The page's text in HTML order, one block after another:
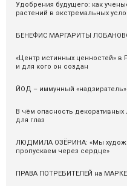
Удобрения будущего: как
растений в экстремальных
БЕНЕФИС МАРГАРИТЫ
«Центр истинных ценностей» в
и для кого он создан
ЙОД – иммунный «надзиратель»
В чём опасность
для глаз
ЛЮДМИЛА ОЗЁРИНА: «Мы
пропускаем через сердце»
ПРАВА ПОТРЕБИТЕЛЕЙ на